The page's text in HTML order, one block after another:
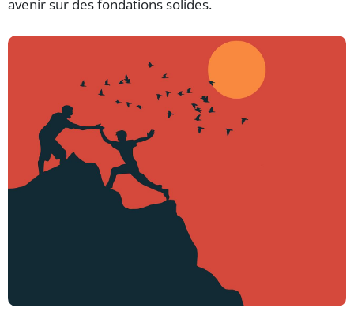
avenir sur des fondations solides.